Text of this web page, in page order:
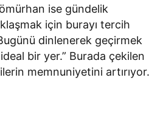
ise gündelik
için burayı tercih
dinlenerek geçirmek
bir yer.” Burada çekilen
memnuniyetini artırıyor.